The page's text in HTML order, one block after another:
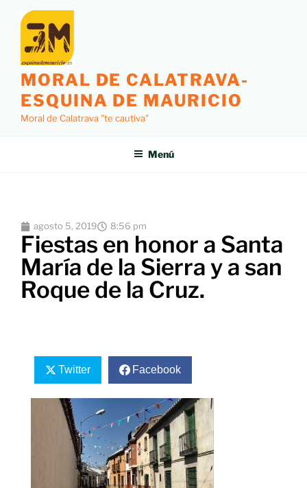
MORAL DE CALATRAVA-
ESQUINA DE MAURICIO
Moral de Calatrava "te cautiva"
Menú
agosto 5, 2019 8:56 pm
Fiestas en honor a Santa
María de la Sierra y a san
Roque de la Cruz.
Twitter Facebook